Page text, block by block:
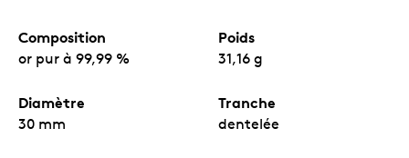
Composition
or pur à 99,99 %
Poids
31,16 g
Diamètre
30 mm
Tranche
dentelée